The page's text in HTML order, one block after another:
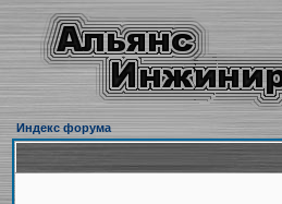
Индекс форума